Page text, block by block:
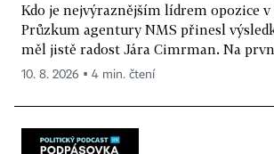
Kdo je nejvýraznějším lídrem opozice v
Průzkum agentury NMS přinesl
měl jistě radost Jára Cimrman. Na
10. 8. 2026 ▪ 4 min. čtení